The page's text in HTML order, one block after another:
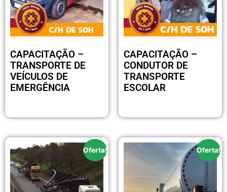
CAPACITAÇÃO –
TRANSPORTE DE
VEÍCULOS DE
EMERGÊNCIA
CAPACITAÇÃO –
CONDUTOR DE
TRANSPORTE
ESCOLAR
Oferta! Oferta!